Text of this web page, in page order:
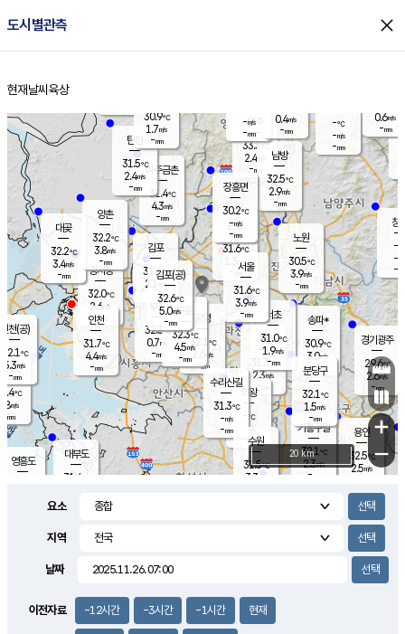
도시별관측 close
홈
현재날씨 육상
의도
℃
m/s
mm
영흥도
양주
33.3℃
2.4
-mm
과천
31.3℃
2.3m/s
- mm
용인
32.5℃
2.5m/s
경기광주
29.6℃
2.6m/s
-mm
3.8m/s
대부도
31.4
경서동
32.0℃
2.6 m/s
-mm
파주금촌
31.4℃
4.3m/s
-mm
-℃
-m/s
-mm
대곶
32.2℃
3.4m/s
-mm
창
-
-m/
-
탄현
31.5℃
2.4m/s
-mm
0.6m/s
-mm
의왕
- ℃
m/s
mm
김포
31.6℃
2.1 m/s
mm
광명
32.1
℃
2.6 m/s
-mm
부천
32.3℃
0.7m/s
-mm
양촌
32.2℃
3.8m/s
-mm
구로
32.3℃
4.5m/s
-mm
은평
31.6℃
1.3 m/s
- mm
노원
30.5℃
3.9m/s
-mm
송파*
30.9℃
3.0m/s
-mm
서초
31.0℃
1.9m/s
-mm
남방
32.5℃
2.9m/s
-mm
기흥구갈
32.1℃
2.3m/s
-
수리산길
31.3℃
-m/s
-mm
분당구
32.1℃
1.5m/s
-mm
장흥면
30.2℃
-m/s
-mm
-m/s
-mm
인천(공)
32.1℃
5.3m/s
-mm
김포(공)
32.6℃
5.0m/s
-mm
수원
31.5℃
3.3 m/s
인천
31.7℃
4.4m/s
-mm
서울
31.6℃
3.9m/s
-mm
30.9℃
1.7m/s
-mm
0.4m/s
-mm
+
−
20 km
요소
지역
날짜
이전자료 -12시간 -3시간 -1시간 현재